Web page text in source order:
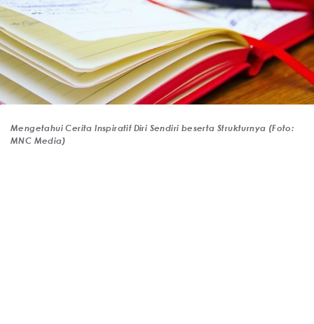
Mengetahui Cerita Inspiratif Diri Sendiri beserta Strukturnya (Foto:
MNC Media)